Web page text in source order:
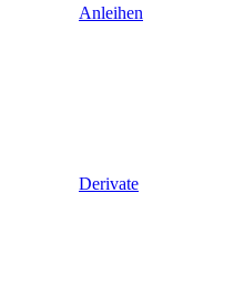
Anleihen
Derivate